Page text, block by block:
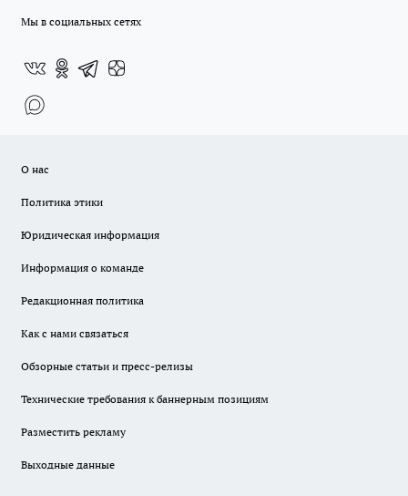
Мы в социальных сетях
О нас
Политика этики
Юридическая информация
Информация о команде
Редакционная политика
Как с нами связаться
Обзорные статьи и пресс-релизы
Технические требования к баннерным позициям
Разместить рекламу
Выходные данные